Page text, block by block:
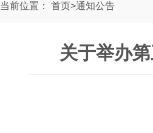
当前位置： 首页>通知公告
关于举办